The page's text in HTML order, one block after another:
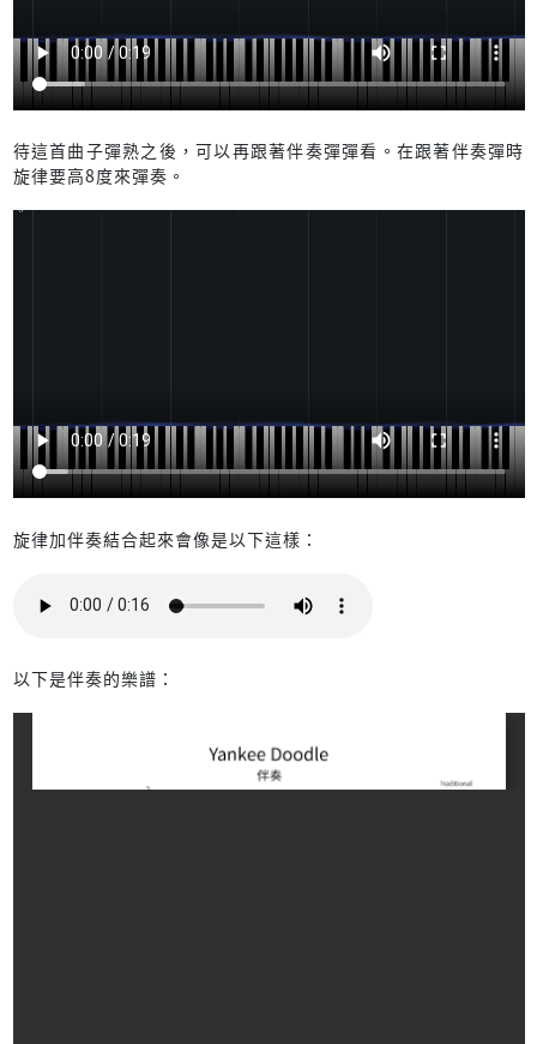
待這首曲子彈熟之後，可以再跟著伴奏彈彈看。在跟著伴奏彈時
旋律要高8度來彈奏。
旋律加伴奏結合起來會像是以下這樣：
以下是伴奏的樂譜：